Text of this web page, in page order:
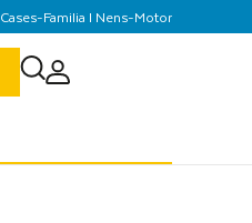
Cases-Familia I Nens-Motor